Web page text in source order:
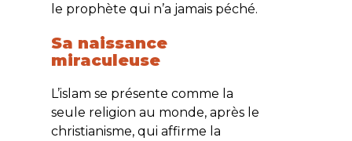
le prophète qui n’a jamais péché.
Sa naissance
miraculeuse
L’islam se présente comme la
seule religion au monde, après le
christianisme, qui affirme la